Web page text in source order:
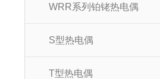
WRR系列铂铑热电偶
S型热电偶
T型热电偶